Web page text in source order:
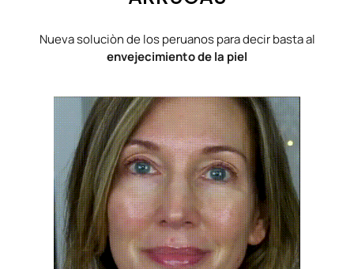
Nueva soluciòn de los peruanos para decir basta al
envejecimiento de la piel